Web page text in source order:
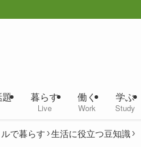
暮らす
Live
働く
Work
学ぶ
Study
で暮らす 生活に役立つ豆知識